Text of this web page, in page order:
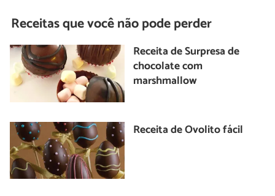
Receitas que você não pode perder
Receita de Surpresa de
chocolate com
marshmallow
Receita de Ovolito fácil